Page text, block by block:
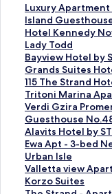
Luxury Apartment
L
i
n
k
å
b
n
e
r
d
e
n
n
e
s
Island
L
i
n
k
å
b
n
e
r
d
e
n
n
e
Hotel Kennedy
L
i
n
k
å
b
n
e
r
d
e
n
n
Lady Todd
L
i
n
k
å
b
n
e
r
d
e
n
Bayview Hotel by
L
i
n
k
å
b
n
e
r
d
e
Grands Suites
L
i
n
k
å
b
n
e
r
d
115 The Strand
L
i
n
k
å
b
n
e
r
Tritoni Marina
L
i
n
k
å
b
n
e
Verdi Gzira
L
i
n
k
å
b
n
Guesthouse
L
i
n
k
å
b
Alavits Hotel by
L
i
n
k
å
Ewa Apt - 3-bed
L
i
n
k
Urban Isle
L
i
n
Valletta view
L
iKorzo Suites
L